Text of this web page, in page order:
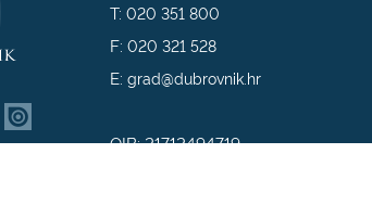
T:020 351 800
F:020 321 528
E:grad@dubrovnik.hr
OIB: 21712494719